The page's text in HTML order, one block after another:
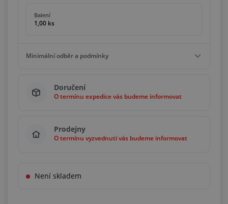
Balení
1,00 ks
Minimální odběr a podmínky
1,00 ks
Násobky 1,00 ks
Doručení
O termínu expedice vás budeme informovat
Prodejny
O termínu vyzvednutí vás budeme informovat
Není skladem